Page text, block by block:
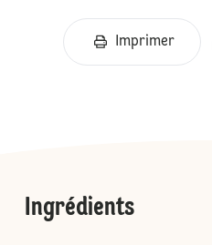
Imprimer
Ingrédients